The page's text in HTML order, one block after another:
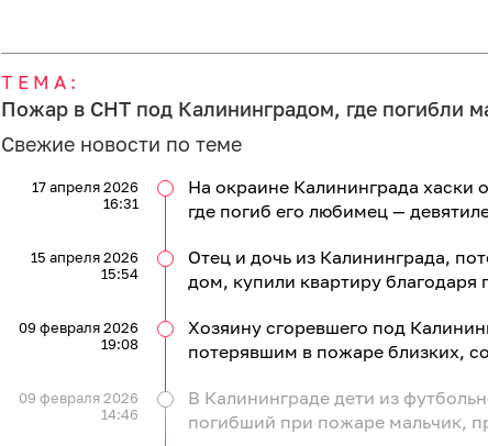
ТЕМА:
Пожар в СНТ под Калининградом, где погибли
Свежие новости по теме
На окраине Калининграда хаски
где погиб его любимец —
17 апреля 2026
16:31
Отец и дочь из Калининграда,
дом, купили квартиру
15 апреля 2026
15:54
Хозяину сгоревшего под
потерявшим в пожаре близких,
09 февраля 2026
19:08
В Калининграде дети из
погибший при пожаре мальчик,
09 февраля 2026
14:46